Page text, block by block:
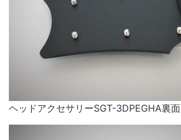
ヘッドアクセサリーSGT-3DPEGHA裏面